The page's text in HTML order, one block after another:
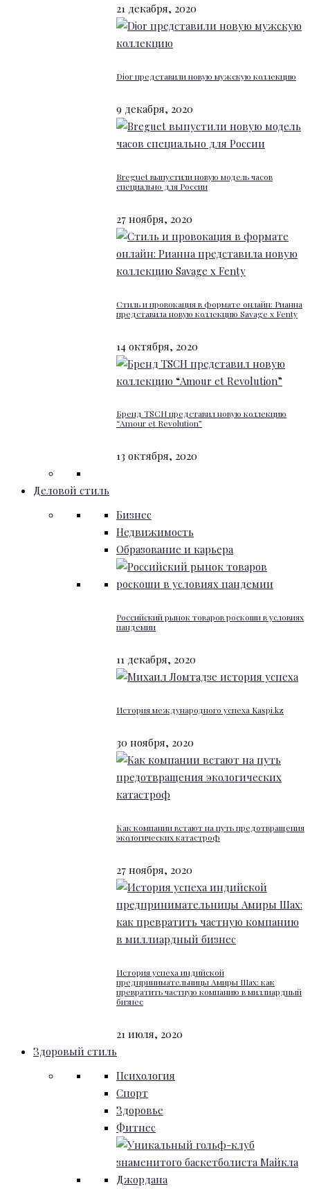
21 декабря, 2020
Dior представили новую мужскую коллекцию
9 декабря, 2020
Breguet выпустили новую модель часов
специально для России
27 ноября, 2020
Стиль и провокация в формате онлайн: Рианна
представила новую коллекцию Savage x Fenty
14 октября, 2020
Бренд TSCH представил новую коллекцию
“Amour et Revolution”
13 октября, 2020
Деловой стиль
Бизнес
Недвижимость
Образование и карьера
Российский рынок товаров роскоши в условиях
пандемии
11 декабря, 2020
История международного успеха Kaspi.kz
30 ноября, 2020
Как компании встают на путь предотвращения
экологических катастроф
27 ноября, 2020
История успеха индийской
предпринимательницы Амиры Шах: как
превратить частную компанию в миллиардный
бизнес
21 июля, 2020
Здоровый стиль
Психология
Спорт
Здоровье
Фитнес